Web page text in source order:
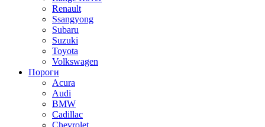
Renault
Ssangyong
Subaru
Suzuki
Toyota
Volkswagen
Пороги
Acura
Audi
BMW
Cadillac
Chevrolet